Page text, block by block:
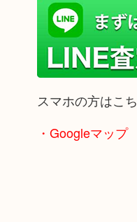
スマホの方はこ
・Googleマップ